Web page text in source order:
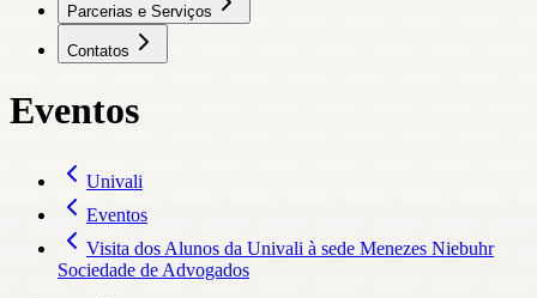
Parcerias e Serviços
Contatos
Eventos
Univali
Eventos
Visita dos Alunos da Univali à sede Menezes Niebuhr
Sociedade de Advogados